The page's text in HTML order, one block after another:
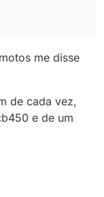
me disse
de cada vez,
e de um